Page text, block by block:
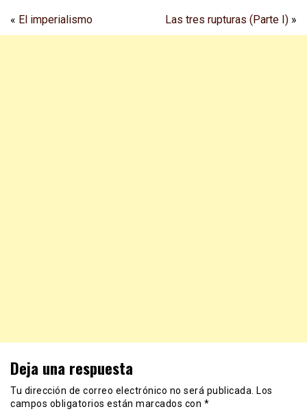
« El imperialismo Las tres rupturas (Parte I) »
Deja una respuesta
Tu dirección de correo electrónico no será publicada.
Los
campos obligatorios están marcados con *